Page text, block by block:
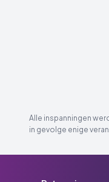
Alle inspanningen
in gevolge enige